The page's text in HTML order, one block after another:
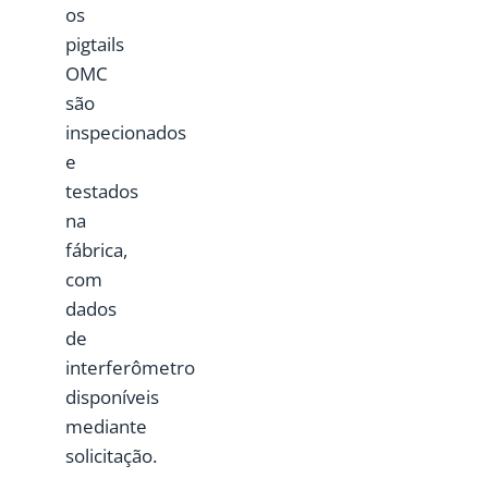
os
pigtails
OMC
são
inspecionados
e
testados
na
fábrica,
com
dados
de
interferômetro
disponíveis
mediante
solicitação.